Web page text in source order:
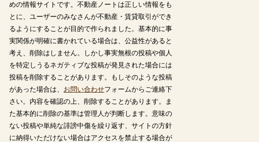
めの情報サイトです。不動産ノートは正しい情報をも
とに、ユーザーのみなさんが不動産・賃貸取引ができ
るようにすることが目的で作られました。基本的に事
実関係が明確に書かれている場合は、公益性があると
考え、削除はしません。しかし事実無根の投稿や個人
を特定しうるネガティブな投稿が発見された場合には
投稿を削除することがあります。もしそのような投稿
があった場合は、 お問い合わせフォームからご連絡下
さい。内容を確認の上、削除することがあります。ま
た基本的に削除の基準は管理人が判断します。意味の
ない投稿や単純な誹謗中傷を繰り返す、サイトの方針
に納得いただけない場合はアクセスを禁止する場合が